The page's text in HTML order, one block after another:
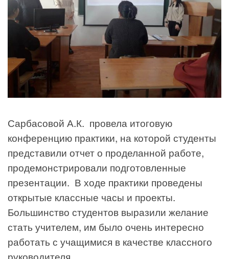
Сарбасовой А.К. провела итоговую
конференцию практики, на которой студенты
представили отчет о проделанной работе,
продемонстрировали подготовленные
презентации. В ходе практики проведены
открытые классные часы и проекты.
Большинство студентов выразили желание
стать учителем, им было очень интересно
работать с учащимися в качестве классного
руководителя.